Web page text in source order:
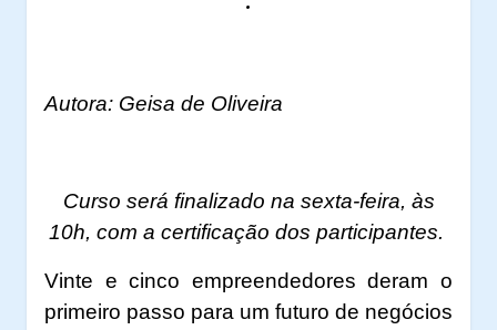
Autora: Geisa de Oliveira
Curso será finalizado na sexta-feira, às
10h, com a certificação dos participantes.
Vinte e cinco empreendedores deram o
primeiro passo para um futuro de negócios